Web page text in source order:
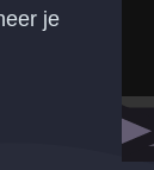
je